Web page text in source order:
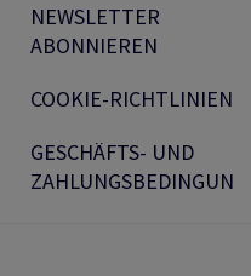
NEWSLETTER
ABONNIEREN
COOKIE-RICHTLINIEN
GESCHÄFTS- UND
ZAHLUNGSBEDINGUN